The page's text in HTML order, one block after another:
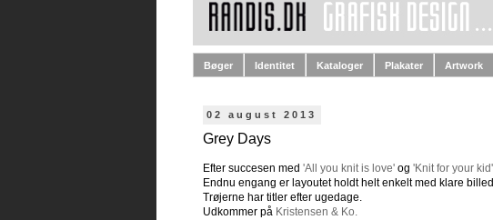
Bøger Identitet Kataloger Plakater Artwork
02 august 2013
Grey Days
Efter succesen med 'All you knit is love' og 'Knit for your kid'
Endnu engang er layoutet holdt helt enkelt med klare
Trøjerne har titler efter ugedage.
Udkommer på Kristensen & Ko.